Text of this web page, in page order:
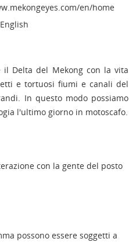
en/home
English
il Delta del Mekong con la vita
e tortuosi fiumi e canali del
In questo modo possiamo
l'ultimo giorno in motoscafo.
con la gente del posto
possono essere soggetti a